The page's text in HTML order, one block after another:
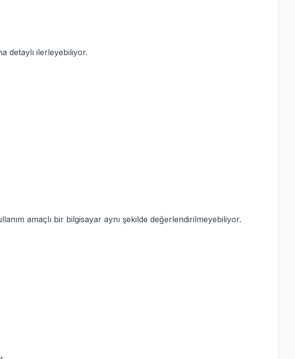
detaylı ilerleyebiliyor.
amaçlı bir bilgisayar aynı şekilde değerlendirilmeyebiliyor.